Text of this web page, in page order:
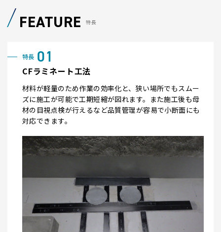
FEATURE 特長
CFラミネート工法
材料が軽量のため作業の効率化と、狭い場所でもスムー
ズに施工が可能で工期短縮が図れます。また施工後も母
材の目視点検が行えるなど品質管理が容易で小断面にも
対応できます。